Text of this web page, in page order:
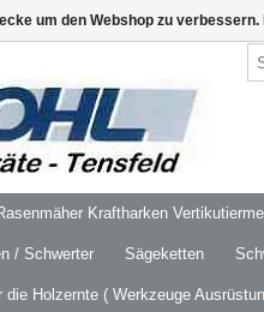
Kraftharken
/ Schwerter Sägeketten
die Holzernte ( Werkzeuge
um den Webshop zu